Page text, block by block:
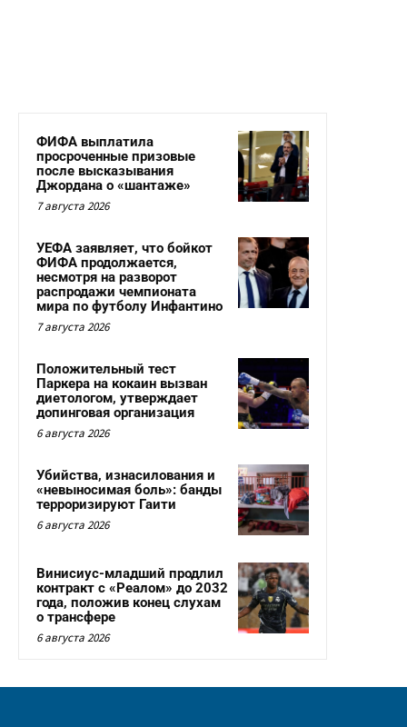
ФИФА выплатила
просроченные призовые
после высказывания
Джордана о «шантаже»
7 августа 2026
УЕФА заявляет, что бойкот
ФИФА продолжается,
несмотря на разворот
распродажи чемпионата
мира по футболу Инфантино
7 августа 2026
Положительный тест
Паркера на кокаин вызван
диетологом, утверждает
допинговая организация
6 августа 2026
Убийства, изнасилования и
«невыносимая боль»: банды
терроризируют Гаити
6 августа 2026
Винисиус-младший продлил
контракт с «Реалом» до 2032
года, положив конец слухам
о трансфере
6 августа 2026